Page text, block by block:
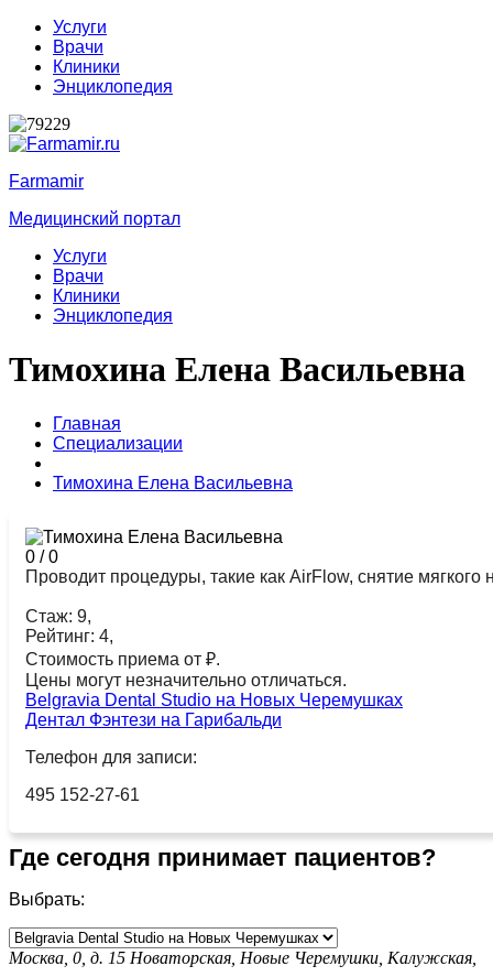
Услуги
Врачи
Клиники
Энциклопедия
Farmamir
Медицинский портал
Услуги
Врачи
Клиники
Энциклопедия
Тимохина Елена Васильевна
Главная
Специализации
Тимохина Елена Васильевна
0 /0
Проводит процедуры, такие как AirFlow, снятие
Стаж: 9,
Рейтинг: 4,
Стоимость приема от ₽.
Цены могут незначительно отличаться.
Belgravia Dental Studio на Новых Черемушках
Дентал Фэнтези на Гарибальди
Телефон для записи:
495 152-27-61
Где сегодня принимает пациентов?
Выбрать:
Москва, 0, д. 15 Новаторская, Новые Черемушки, Калужская,